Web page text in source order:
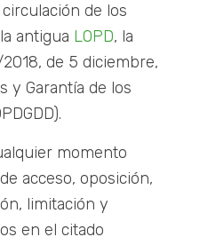
de los
antigua LOPD, la
de 5 diciembre,
y Garantía de los
momento
acceso, oposición,
limitación y
en el citado